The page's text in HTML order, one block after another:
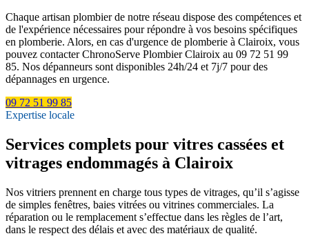
Chaque artisan plombier de notre réseau dispose des compétences et
de l'expérience nécessaires pour répondre à vos besoins spécifiques
en plomberie. Alors, en cas d'urgence de plomberie à Clairoix, vous
pouvez contacter ChronoServe Plombier Clairoix au 09 72 51 99
85. Nos dépanneurs sont disponibles 24h/24 et 7j/7 pour des
dépannages en urgence.
09 72 51 99 85
Expertise locale
Services complets pour vitres cassées et
vitrages endommagés à Clairoix
Nos vitriers prennent en charge tous types de vitrages, qu’il s’agisse
de simples fenêtres, baies vitrées ou vitrines commerciales. La
réparation ou le remplacement s’effectue dans les règles de l’art,
dans le respect des délais et avec des matériaux de qualité.